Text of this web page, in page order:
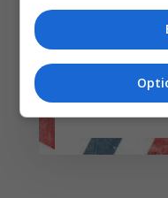
Täglich oder
weniger. Bei